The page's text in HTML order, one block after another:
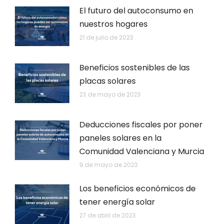
El futuro del autoconsumo en
nuestros hogares
21 de julio de 2023
Beneficios sostenibles de las
placas solares
23 de mayo de 2023
Deducciones fiscales por poner
paneles solares en la
Comunidad Valenciana y Murcia
9 de mayo de 2023
Los beneficios económicos de
tener energía solar
27 de abril de 2023